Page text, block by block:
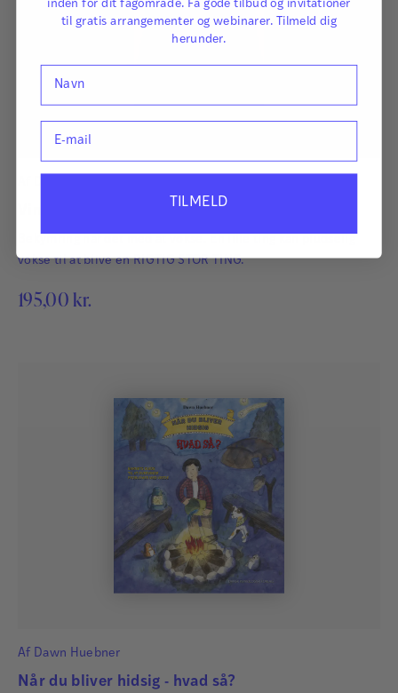
Vind over din Bekymring
vokse til at blive en RIGTIG STOR TING.
195,00 kr.
Af Dawn Huebner
Når du bliver hidsig - hvad så?
inden for dit fagområde. Få gode tilbud og invitationer
til gratis arrangementer og webinarer. Tilmeld dig
herunder.
TILMELD